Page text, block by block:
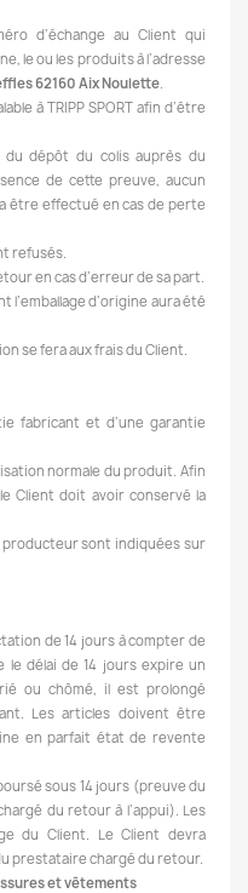
d’échange au Client qui
le ou les produits à l’adresse
62160 Aix Noulette.
à TRIPP SPORT afin d’être
dépôt du colis auprès du
de cette preuve, aucun
être effectué en cas de perte
refusés.
en cas d’erreur de sa part.
l’emballage d’origine aura été
se fera aux frais du Client.
fabricant et d’une garantie
normale du produit. Afin
Client doit avoir conservé la
sont indiquées sur
de 14 jours à compter de
le délai de 14 jours expire un
ou chômé, il est prolongé
Les articles doivent être
en parfait état de revente
sous 14 jours (preuve du
du retour à l’appui). Les
du Client. Le Client devra
prestataire chargé du retour.
et vêtements